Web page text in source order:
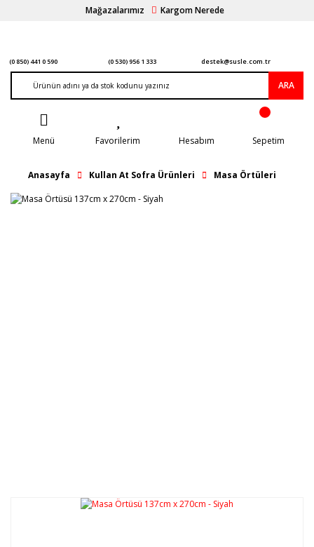
Mağazalarımız Kargom Nerede
(0 850) 441 0 590 (0 530) 956 1 333 destek@susle.com.tr
ARA
Menü Favorilerim Hesabım Sepetim
Anasayfa Kullan At Sofra Ürünleri Masa Örtüleri